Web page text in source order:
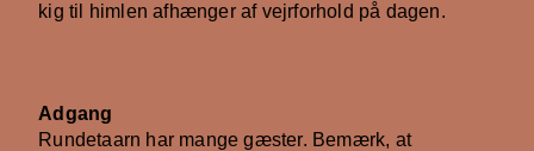
kig til himlen afhænger af vejrforhold på dagen.
Adgang
Rundetaarn har mange gæster. Bemærk, at